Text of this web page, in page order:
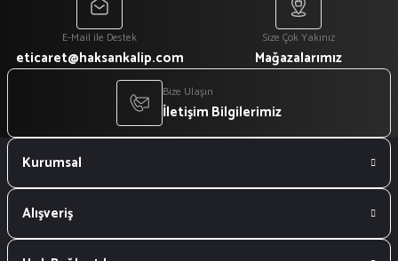
E-Mail ile Destek
eticaret@haksankalip.com
Size Çok Yakınız
Mağazalarımız
Bize Ulaşın
İletişim Bilgilerimiz
Kurumsal
Alışveriş